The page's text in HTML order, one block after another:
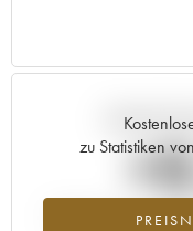
zu Statistiken
Aktuelle
Preisanstiegs des